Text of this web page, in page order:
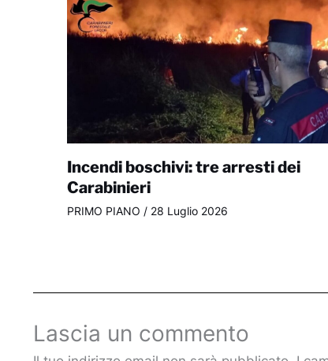
Incendi boschivi: tre arresti dei
Carabinieri
PRIMO PIANO / 28 Luglio 2026
Lascia un commento